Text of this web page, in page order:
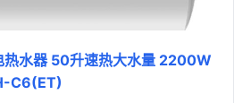
水器 50升速热大水量 2200W
C6(ET)